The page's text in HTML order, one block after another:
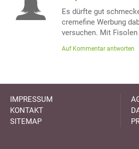
Es dürfte gut
cremefine Werbung
versuchen. Mit
Auf Kommentar antworten
IMPRESSUM
KONTAKT
SITEMAP